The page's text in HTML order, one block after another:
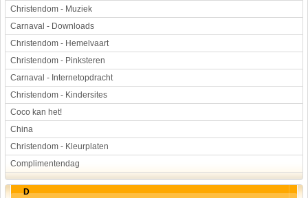
Christendom - Muziek
Carnaval - Downloads
Christendom - Hemelvaart
Christendom - Pinksteren
Carnaval - Internetopdracht
Christendom - Kindersites
Coco kan het!
China
Christendom - Kleurplaten
Complimentendag
D